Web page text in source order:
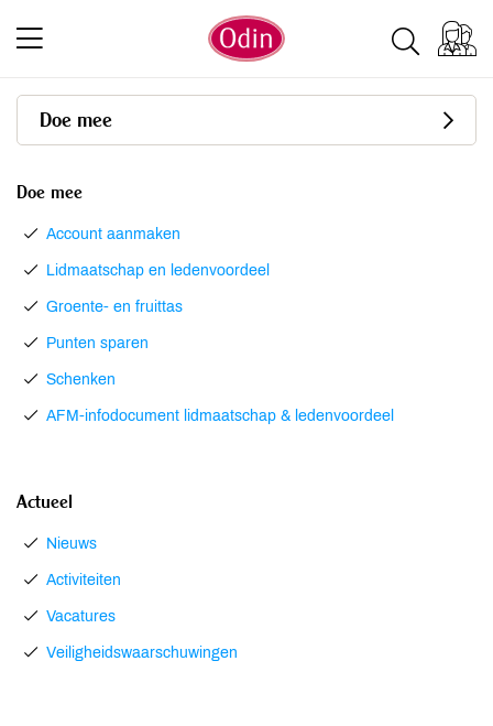
Doe mee
Doe mee
Account aanmaken
Lidmaatschap en ledenvoordeel
Groente- en fruittas
Punten sparen
Schenken
AFM-infodocument lidmaatschap & ledenvoordeel
Actueel
Nieuws
Activiteiten
Vacatures
Veiligheidswaarschuwingen